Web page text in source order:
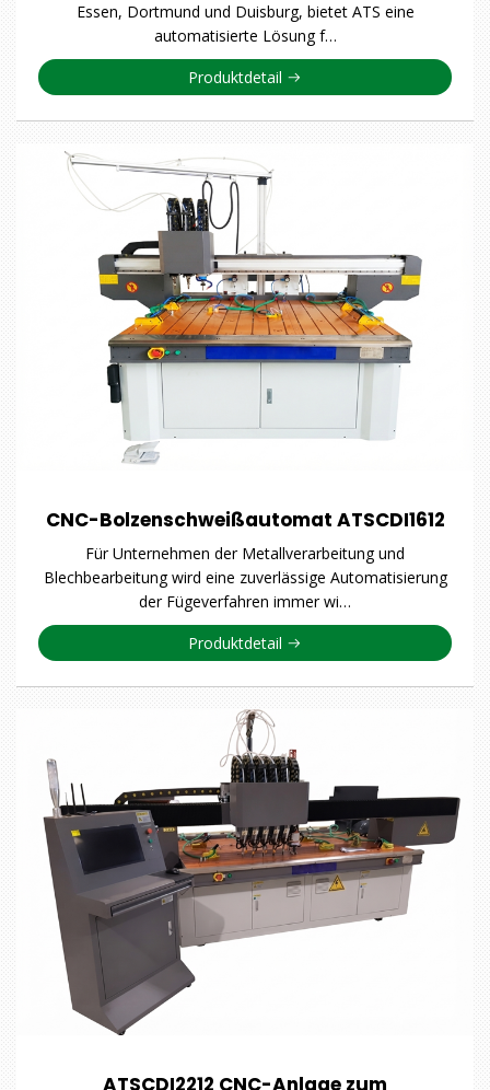
Essen, Dortmund und Duisburg, bietet ATS eine
automatisierte Lösung f…
Produktdetail
CNC-Bolzenschweißautomat ATSCDI1612
Für Unternehmen der Metallverarbeitung und
Blechbearbeitung wird eine zuverlässige Automatisierung
der Fügeverfahren immer wi…
Produktdetail